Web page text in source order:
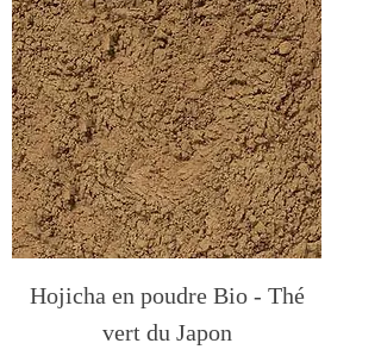
Hojicha en poudre Bio - Thé
vert du Japon